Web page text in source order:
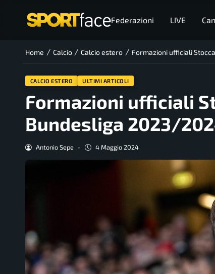
Federazioni LIVE
Home / Calcio / Calcio estero / Formazioni ufficiali
CALCIO ESTERO ULTIMI ARTICOLI
Formazioni ufficiali
Bundesliga 2023/
Antonio Sepe - 4 Maggio 2024